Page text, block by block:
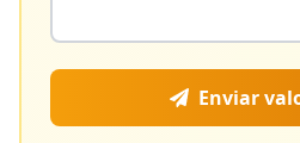
Enviar